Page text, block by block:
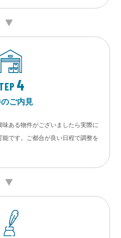
4
ご内見
味ある物件がございましたら実際に
です。ご都合が良い日程で調整を